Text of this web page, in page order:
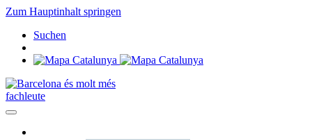
Zum Hauptinhalt springen
Suchen
fachleute